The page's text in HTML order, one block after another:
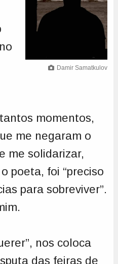
Damir Samatkulov
momentos,
me negaram o
me solidarizar,
poeta, foi “preciso
para sobreviver”.
nos coloca
das feiras de